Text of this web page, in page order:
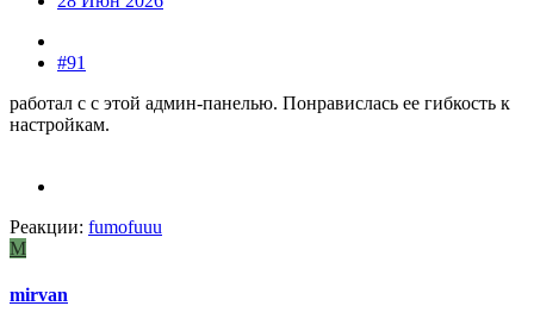
#91
работал с с этой админ-панелью. Понравислась ее гибкость к
настройкам.
Реакции: fumofuuu
M
mirvan